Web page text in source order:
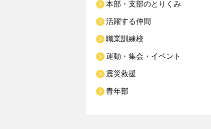
本部・支部のとりくみ
活躍する仲間
職業訓練校
運動・集会・イベント
震災救援
青年部